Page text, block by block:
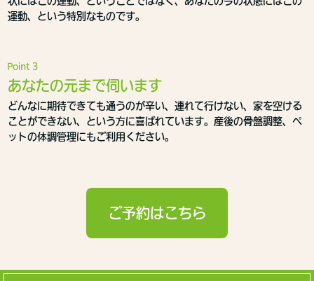
運動、という特別なものです。
Point 3
あなたの元まで伺います
どんなに期待できても通うのが辛い、連れて行けない、家を空ける
ことができない、という方に喜ばれています。 産後の骨盤調整、ペ
ットの体調管理にも ご利用ください。
ご予約はこちら